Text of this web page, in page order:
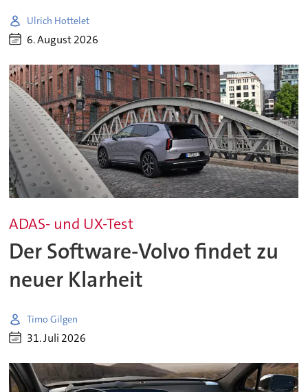
Ulrich Hottelet
6. August 2026
ADAS- und UX-Test
Der Software-Volvo findet zu
neuer Klarheit
Timo Gilgen
31. Juli 2026